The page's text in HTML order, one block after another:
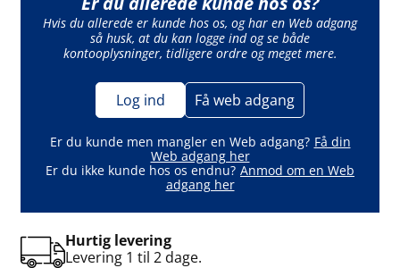
Hvis du allerede er kunde hos os, og har en Web adgang
så husk, at du kan logge ind og se både
kontooplysninger, tidligere ordre og meget mere.
Log ind Få web adgang
Er du kunde men mangler en Web adgang? Få din
Web adgang her
Er du ikke kunde hos os endnu? Anmod om en Web
adgang her
Hurtig levering
Levering 1 til 2 dage.